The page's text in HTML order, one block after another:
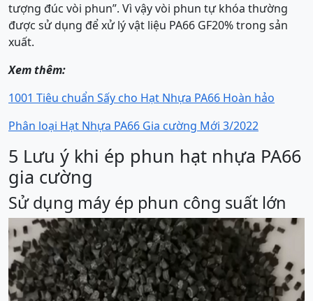
tượng đúc vòi phun”. Vì vậy vòi phun tự khóa thường
được sử dụng để xử lý vật liệu PA66 GF20% trong sản
xuất.
Xem thêm:
1001 Tiêu chuẩn Sấy cho Hạt Nhựa PA66 Hoàn hảo
Phân loại Hạt Nhựa PA66 Gia cường Mới 3/2022
5 Lưu ý khi ép phun hạt nhựa PA66
gia cường
Sử dụng máy ép phun công suất lớn